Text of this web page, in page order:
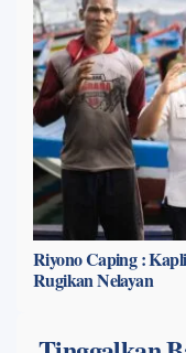
Riyono Caping :
Rugikan Nelayan